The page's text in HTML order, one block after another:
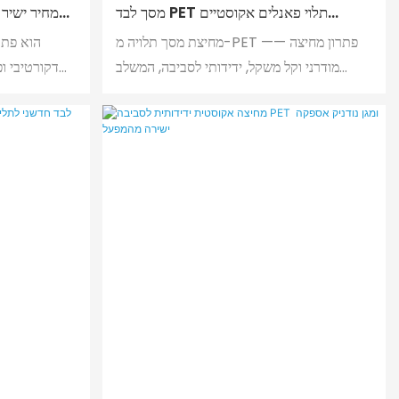
מחיר
דקורטיבי
התלת-ממדי
מסך לבד PET תלוי פאנלים אקוסטיים
פוליאסטר פאנל אקוסטי חריטה לתקרה
פאנלים אקוסטיים
מחיצת מסך תלויה מ-PET —— פתרון מחיצה
מודרני וקל משקל, ידידותי לסביבה, המשלב
ויכולות גמישות לחלוקה לאזורים.